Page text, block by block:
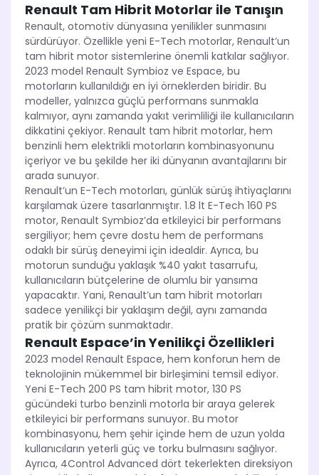
Renault Tam Hibrit Motorlar ile Tanışın
Renault, otomotiv dünyasına yenilikler sunmasını
sürdürüyor. Özellikle yeni E-Tech motorlar, Renault’un
tam hibrit motor sistemlerine önemli katkılar sağlıyor.
2023 model Renault Symbioz ve Espace, bu
motorların kullanıldığı en iyi örneklerden biridir. Bu
modeller, yalnızca güçlü performans sunmakla
kalmıyor, aynı zamanda yakıt verimliliği ile kullanıcıların
dikkatini çekiyor. Renault tam hibrit motorlar, hem
benzinli hem elektrikli motorların kombinasyonunu
içeriyor ve bu şekilde her iki dünyanın avantajlarını bir
arada sunuyor.
Renault’un E-Tech motorları, günlük sürüş ihtiyaçlarını
karşılamak üzere tasarlanmıştır. 1.8 lt E-Tech 160 PS
motor, Renault Symbioz’da etkileyici bir performans
sergiliyor; hem çevre dostu hem de performans
odaklı bir sürüş deneyimi için idealdir. Ayrıca, bu
motorun sunduğu yaklaşık %40 yakıt tasarrufu,
kullanıcıların bütçelerine de olumlu bir yansıma
yapacaktır. Yani, Renault’un tam hibrit motorları
sadece yenilikçi bir yaklaşım değil, aynı zamanda
pratik bir çözüm sunmaktadır.
Renault Espace’in Yenilikçi Özellikleri
2023 model Renault Espace, hem konforun hem de
teknolojinin mükemmel bir birleşimini temsil ediyor.
Yeni E-Tech 200 PS tam hibrit motor, 130 PS
gücündeki turbo benzinli motorla bir araya gelerek
etkileyici bir performans sunuyor. Bu motor
kombinasyonu, hem şehir içinde hem de uzun yolda
kullanıcıların yeterli güç ve torku bulmasını sağlıyor.
Ayrıca, 4Control Advanced dört tekerlekten direksiyon